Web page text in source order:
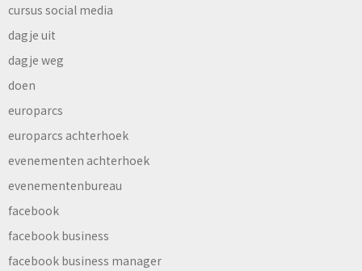
cursus social media
dagje uit
dagje weg
doen
europarcs
europarcs achterhoek
evenementen achterhoek
evenementenbureau
facebook
facebook business
facebook business manager